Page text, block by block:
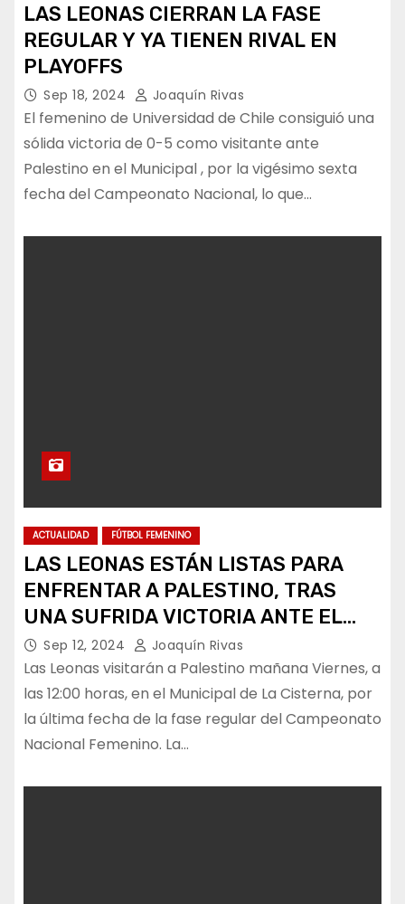
LAS LEONAS CIERRAN LA FASE
REGULAR Y YA TIENEN RIVAL EN
PLAYOFFS
Sep 18, 2024 Joaquín Rivas
El femenino de Universidad de Chile consiguió una
sólida victoria de 0-5 como visitante ante
Palestino en el Municipal , por la vigésimo sexta
fecha del Campeonato Nacional, lo que…
ACTUALIDAD FÚTBOL FEMENINO
LAS LEONAS ESTÁN LISTAS PARA
ENFRENTAR A PALESTINO, TRAS
UNA SUFRIDA VICTORIA ANTE EL
CAMPANIL
Sep 12, 2024 Joaquín Rivas
Las Leonas visitarán a Palestino mañana Viernes, a
las 12:00 horas, en el Municipal de La Cisterna, por
la última fecha de la fase regular del Campeonato
Nacional Femenino. La…